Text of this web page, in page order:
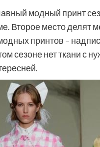
модный принт
Второе место делят
принтов –
сезоне нет ткани с